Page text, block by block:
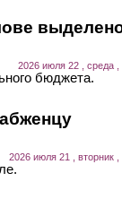
2026 июля 22 , среда ,
бюджета.
2026 июля 21 , вторник ,